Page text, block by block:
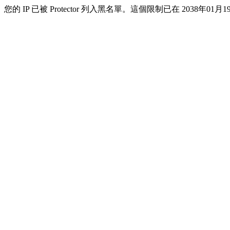
您的 IP 已被 Protector 列入黑名單。這個限制已在 2038年01月